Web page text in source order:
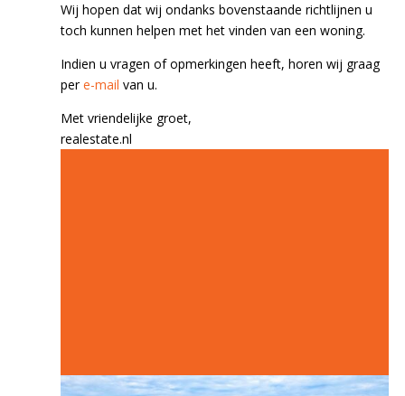
Wij hopen dat wij ondanks bovenstaande richtlijnen u
toch kunnen helpen met het vinden van een woning.
Indien u vragen of opmerkingen heeft, horen wij graag
pere-mail van u.
Met vriendelijke groet,
realestate.nl